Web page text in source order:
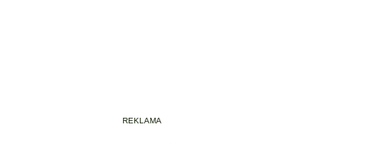
REKLAMA